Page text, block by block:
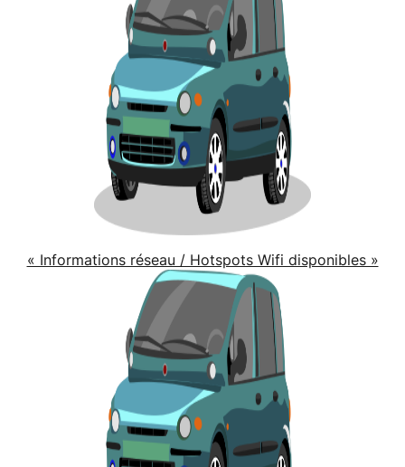
« Informations réseau / Hotspots Wifi disponibles »